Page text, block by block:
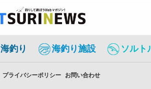
海釣り 海釣り施設 ソルト
プライバシーポリシー お問い合わせ